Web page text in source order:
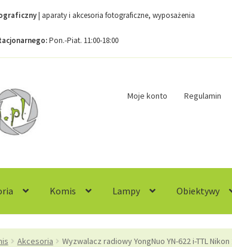
| aparaty i akcesoria fotograficzne, wyposażenia
Pon.-Piat. 11:00-18:00
Moje konto Regulamin
Komis Lampy Obiektywy
KoszykMoje kontoRegulaminSample PageSklep
Akcesoria Wyzwalacz radiowy YongNuo YN-622 i-TTL